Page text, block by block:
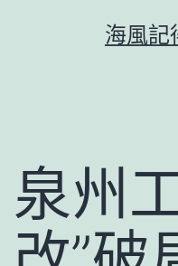
海風記
泉州